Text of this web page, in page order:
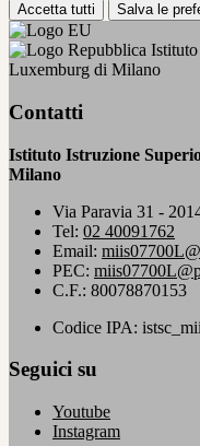
Accetta tutti Salva le
Luxemburg di Milano
Contatti
Istituto Istruzione
Milano
Via Paravia 31 -
Tel: 02 40091762
Email:
PEC:
C.F.: 80078870153
Codice IPA:
Seguici su
Youtube
Instagram